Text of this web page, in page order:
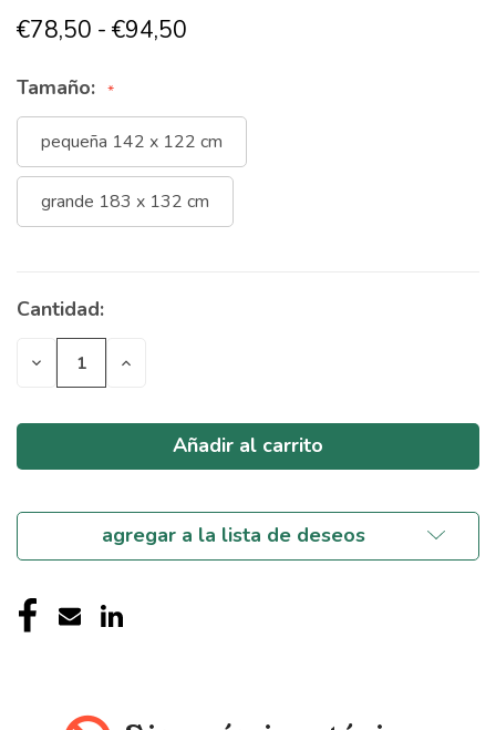
€78,50 - €94,50
Tamaño:
pequeña 142 x 122 cm
grande 183 x 132 cm
Stock
actual:
Cantidad:
Disminuir
Aumentar
agregar a la lista de deseos